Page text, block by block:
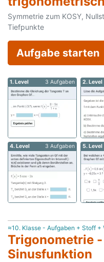
Symmetrie zum KOSY,
Tiefpunkte
Aufgabe starten
1. Level 3 Aufgaben 2. Level
4. Level 3 Aufgaben 5. Level
≈10. Klasse - Aufgaben + Stoff +
Trigonometrie
Sinusfunktion